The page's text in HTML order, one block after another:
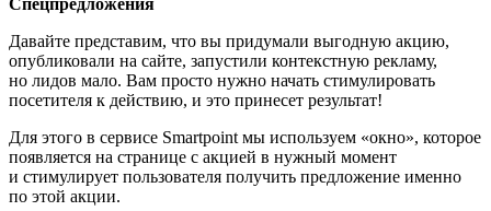
Давайте представим, что вы придумали выгодную акцию,
опубликовали на сайте, запустили контекстную рекламу,
но лидов мало. Вам просто нужно начать стимулировать
посетителя к действию, и это принесет результат!
Для этого в сервисе Smartpoint мы используем «окно», которое
появляется на странице с акцией в нужный момент
и стимулирует пользователя получить предложение именно
по этой акции.